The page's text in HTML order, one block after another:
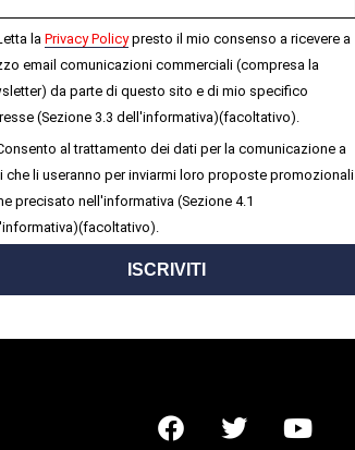
la Privacy Policypresto il mio consenso a ricevere a
email comunicazioni commerciali (compresa la
da parte di questo sito e di mio specifico
(Sezione 3.3 dell'informativa)(facoltativo).
al trattamento dei dati per la comunicazione a
che li useranno per inviarmi loro proposte promozionali
precisato nell'informativa (Sezione 4.1
ISCRIVITI